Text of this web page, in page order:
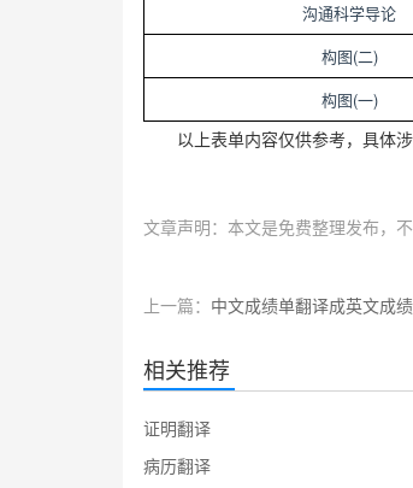
沟通科学导论
构图 (二)
构图 (一)
以上表单内容仅供参考，具体
文章声明：本文是免费整理发布，
上一篇： 中文成绩单翻译成英文成
相关推荐
证明翻译
病历翻译